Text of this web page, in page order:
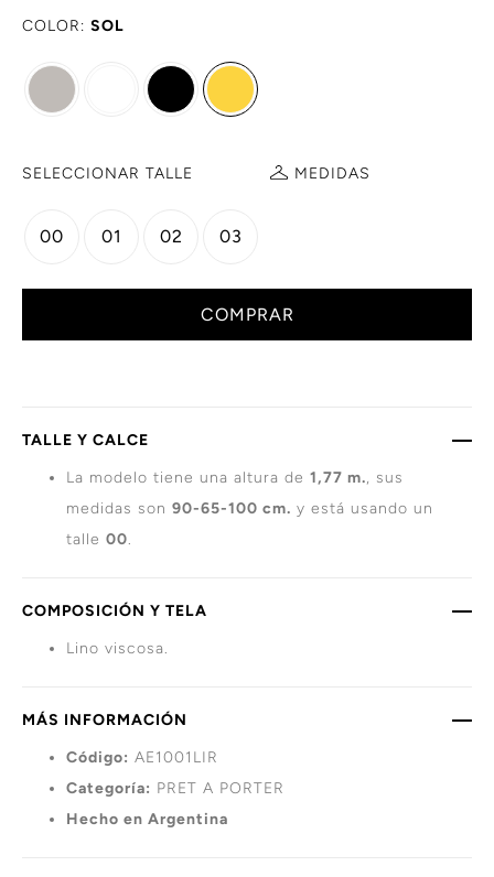
COLOR: SOL
SELECCIONAR TALLE MEDIDAS
00 01 02 03
COMPRAR
TALLE Y CALCE
La modelo tiene una altura de 1,77 m., sus
medidas son 90-65-100 cm. y está usando un
talle 00.
COMPOSICIÓN Y TELA
Lino viscosa.
MÁS INFORMACIÓN
Código: AE1001LIR
Categoría: PRET A PORTER
Hecho en Argentina